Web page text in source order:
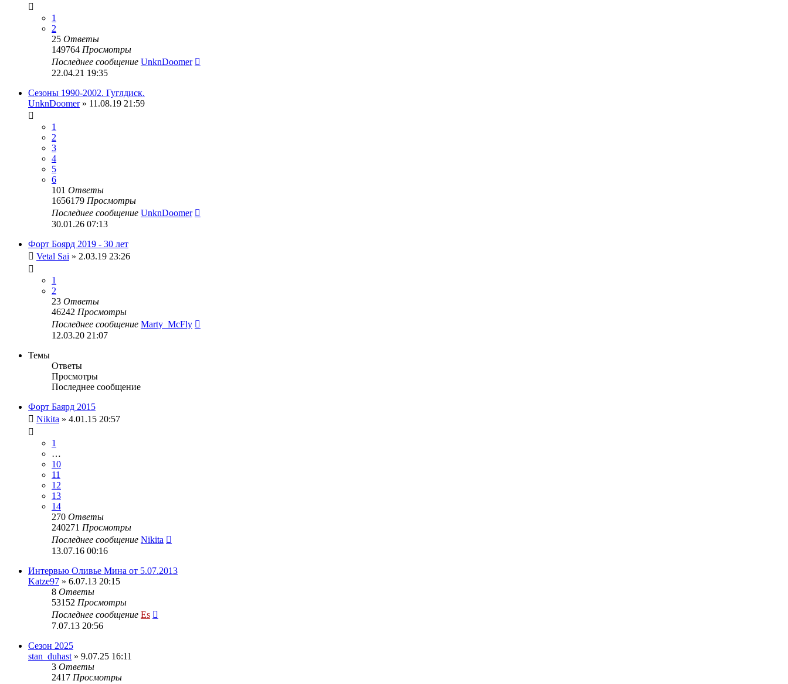
1
2
25 Ответы
149764 Просмотры
Последнее сообщение UnknDoomer
22.04.21 19:35
Сезоны 1990-2002. Гуглдиск.
UnknDoomer» 11.08.19 21:59
1
2
3
4
5
6
101 Ответы
1656179 Просмотры
Последнее сообщение UnknDoomer
30.01.26 07:13
Форт Боярд 2019 - 30 лет
Vetal Sai » 2.03.19 23:26
1
2
23 Ответы
46242 Просмотры
Последнее сообщение Marty_McFly
12.03.20 21:07
Темы
Ответы
Просмотры
Последнее сообщение
Форт Баярд 2015
Nikita » 4.01.15 20:57
1
…
10
11
12
13
14
270 Ответы
240271 Просмотры
Последнее сообщение Nikita
13.07.16 00:16
Интервью Оливье Мина от 5.07.2013
Katze97 » 6.07.13 20:15
8 Ответы
53152 Просмотры
Последнее сообщение Es
7.07.13 20:56
Сезон 2025
stan_duhast » 9.07.25 16:11
3 Ответы
2417 Просмотры